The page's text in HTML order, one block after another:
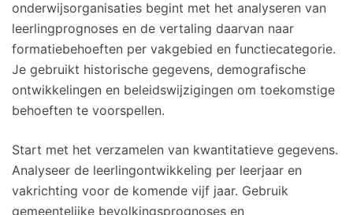
onderwijsorganisaties begint met het analyseren van
leerlingprognoses en de vertaling daarvan naar
formatiebehoeften per vakgebied en functiecategorie.
Je gebruikt historische gegevens, demografische
ontwikkelingen en beleidswijzigingen om toekomstige
behoeften te voorspellen.
Start met het verzamelen van kwantitatieve gegevens.
Analyseer de leerlingontwikkeling per leerjaar en
vakrichting voor de komende vijf jaar. Gebruik
gemeentelijke bevolkingsprognoses en